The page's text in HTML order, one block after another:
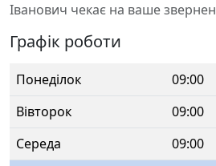
Іванович чекає на ваше
Графік роботи
Понеділок 09:00
Вівторок
09:00
Середа
09:00